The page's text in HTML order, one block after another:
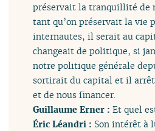
préservait la tranquillité de
tant qu’on préservait la vie
internautes, il serait au
changeait de politique, si
notre politique générale
sortirait du capital et il
et de nous financer.
Guillaume Erner :Et quel
Éric Léandri : Son intérêt à